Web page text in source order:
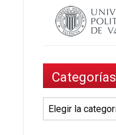
Categorías
Categorías